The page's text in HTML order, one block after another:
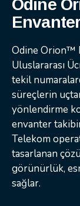
Odine
Odine Orion™
Uluslararası
tekil
süreçlerin
yönlendirme
envanter
Telekom
tasarlanan
görünürlük,
sağlar.